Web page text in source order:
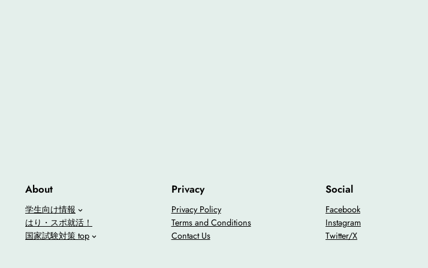
About
学生向け情報
はり・スポ就活！
国家試験対策 top
Privacy
Privacy Policy
Terms and Conditions
Contact Us
Social
Facebook
Instagram
Twitter/X